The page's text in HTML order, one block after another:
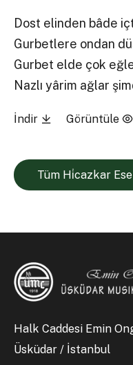
Dost elinden bâde
Gurbetlere ondan
Gurbet elde çok
Nazlı yârim ağlar
İndir Görüntüle
Tüm Hi̇cazkar
Halk Caddesi Emin
Üsküdar / İstanbul